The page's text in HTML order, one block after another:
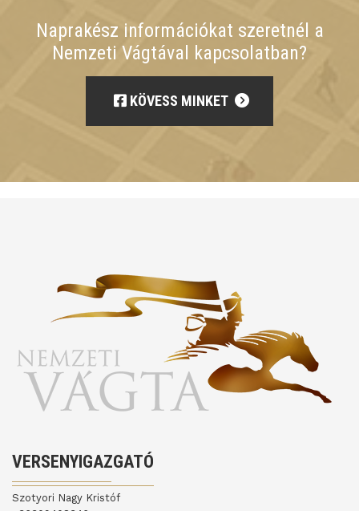
Naprakész információkat szeretnél a
Nemzeti Vágtával kapcsolatban?
KÖVESS MINKET
VERSENYIGAZGATÓ
Szotyori Nagy Kristóf